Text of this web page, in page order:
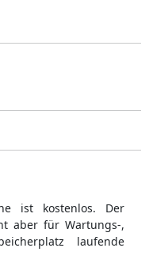
ist kostenlos. Der
aber für Wartungs-,
laufende